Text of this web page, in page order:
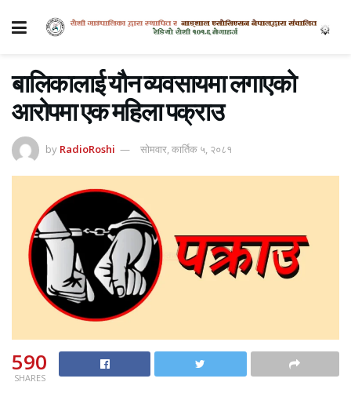
बालिकालाई यौन व्यवसायमा लगाएको
आरोपमा एक महिला पक्राउ
by RadioRoshi सोमवार, कार्तिक ५, २०८१
590
SHARES